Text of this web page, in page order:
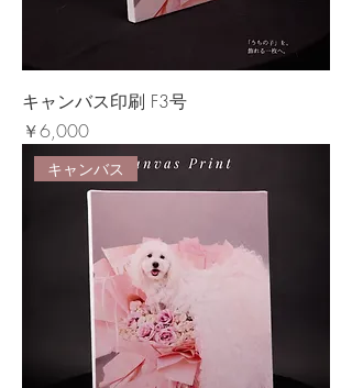
キャンバス印刷 F3号
価格
￥6,000
キャンバス